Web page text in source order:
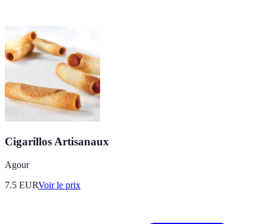
Cigarillos Artisanaux
Agour
7.5 EURVoir le prix